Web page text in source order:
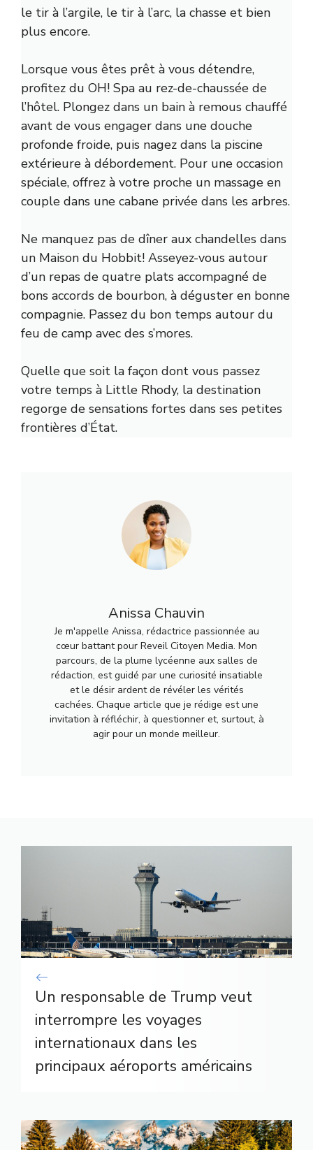
le tir à l’argile, le tir à l’arc, la chasse et bien
plus encore.
Lorsque vous êtes prêt à vous détendre,
profitez du OH! Spa au rez-de-chaussée de
l’hôtel. Plongez dans un bain à remous chauffé
avant de vous engager dans une douche
profonde froide, puis nagez dans la piscine
extérieure à débordement. Pour une occasion
spéciale, offrez à votre proche un massage en
couple dans une cabane privée dans les arbres.
Ne manquez pas de dîner aux chandelles dans
un Maison du Hobbit! Asseyez-vous autour
d’un repas de quatre plats accompagné de
bons accords de bourbon, à déguster en bonne
compagnie. Passez du bon temps autour du
feu de camp avec des s’mores.
Quelle que soit la façon dont vous passez
votre temps à Little Rhody, la destination
regorge de sensations fortes dans ses petites
frontières d’État.
Anissa Chauvin
Je m'appelle Anissa, rédactrice passionnée au
cœur battant pour Reveil Citoyen Media. Mon
parcours, de la plume lycéenne aux salles de
rédaction, est guidé par une curiosité insatiable
et le désir ardent de révéler les vérités
cachées. Chaque article que je rédige est une
invitation à réfléchir, à questionner et, surtout, à
agir pour un monde meilleur.
Un responsable de Trump veut
interrompre les voyages
internationaux dans les
principaux aéroports américains